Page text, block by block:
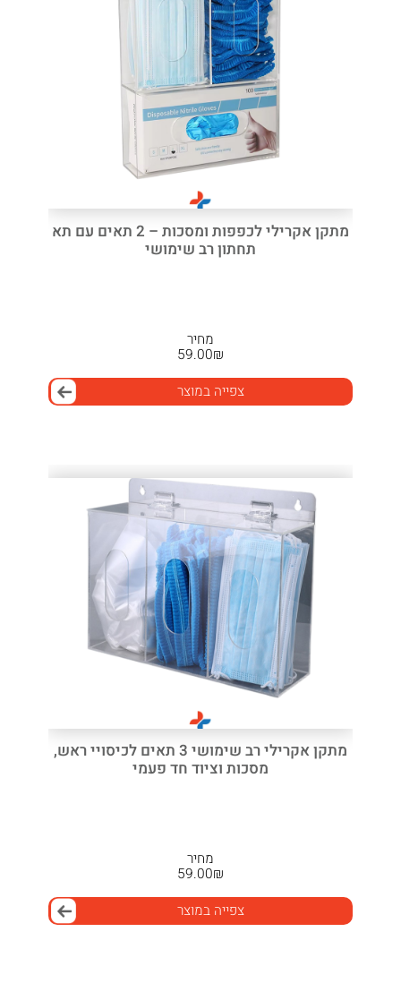
מתקן אקרילי לכפפות ומסכות – 2 תאים עם תא
תחתון רב שימושי
מחיר
₪
59.00
צפייה במוצר
מתקן אקרילי רב שימושי 3 תאים לכיסויי ראש,
מסכות וציוד חד פעמי
מחיר
₪
59.00
צפייה במוצר